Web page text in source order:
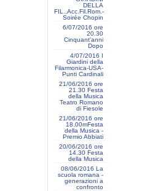
DELLA
FIL.,Acc.Fil.Rom.-
Soirée Chopin
6/07/2016 ore
20.30
Cinquant'anni
Dopo
4/07/2016 I
Giardini della
Filarmonica-USA-
Punti Cardinali
21/06/2016 ore
21.30 Festa
della Musica
Teatro Romano
di Fiesole
21/06/2016 ore
18.00mFesta
della Musica -
Premio Abbiati
20/06/2016 ore
14.30 Festa
della Musica
08/06/2016 La
scuola romana -
generazioni a
confronto